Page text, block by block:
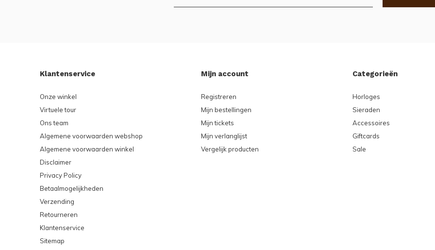
Klantenservice
Onze winkel
Virtuele tour
Ons team
Algemene voorwaarden webshop
Algemene voorwaarden winkel
Disclaimer
Privacy Policy
Betaalmogelijkheden
Verzending
Retourneren
Klantenservice
Sitemap
Mijn account
Registreren
Mijn bestellingen
Mijn tickets
Mijn verlanglijst
Vergelijk producten
Categorieën
Horloges
Sieraden
Accessoires
Giftcards
Sale